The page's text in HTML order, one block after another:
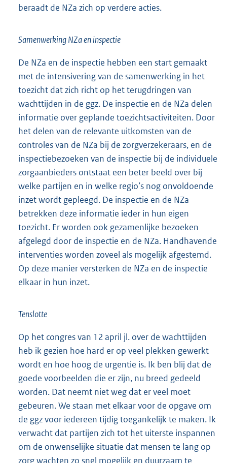
beraadt de NZa zich op verdere acties.
Samenwerking NZa en inspectie
De NZa en de inspectie hebben een start gemaakt
met de intensivering van de samenwerking in het
toezicht dat zich richt op het terugdringen van
wachttijden in de ggz. De inspectie en de NZa delen
informatie over geplande toezichtsactiviteiten. Door
het delen van de relevante uitkomsten van de
controles van de NZa bij de zorgverzekeraars, en de
inspectiebezoeken van de inspectie bij de individuele
zorgaanbieders ontstaat een beter beeld over bij
welke partijen en in welke regio’s nog onvoldoende
inzet wordt gepleegd. De inspectie en de NZa
betrekken deze informatie ieder in hun eigen
toezicht. Er worden ook gezamenlijke bezoeken
afgelegd door de inspectie en de NZa. Handhavende
interventies worden zoveel als mogelijk afgestemd.
Op deze manier versterken de NZa en de inspectie
elkaar in hun inzet.
Tenslotte
Op het congres van 12 april jl. over de wachttijden
heb ik gezien hoe hard er op veel plekken gewerkt
wordt en hoe hoog de urgentie is. Ik ben blij dat de
goede voorbeelden die er zijn, nu breed gedeeld
worden. Dat neemt niet weg dat er veel moet
gebeuren. We staan met elkaar voor de opgave om
de ggz voor iedereen tijdig toegankelijk te maken. Ik
verwacht dat partijen zich tot het uiterste inspannen
om de onwenselijke situatie dat mensen te lang op
zorg wachten zo snel mogelijk en duurzaam te